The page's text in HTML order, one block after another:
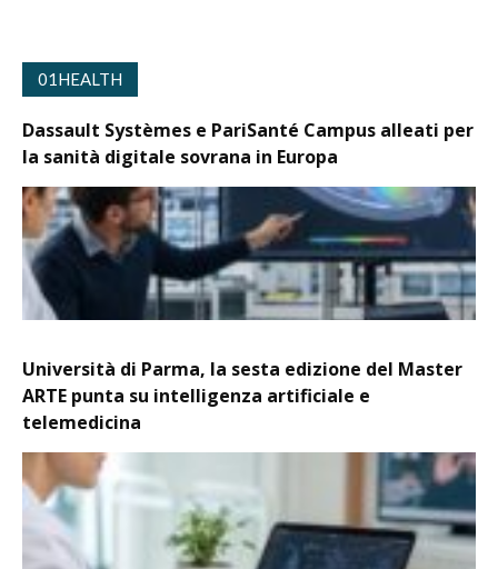
01HEALTH
Dassault Systèmes e PariSanté Campus alleati per
la sanità digitale sovrana in Europa
Università di Parma, la sesta edizione del Master
ARTE punta su intelligenza artificiale e
telemedicina